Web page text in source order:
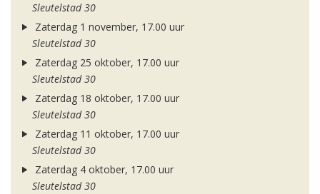
Sleutelstad 30
Zaterdag 1 november, 17.00 uur
Sleutelstad 30
Zaterdag 25 oktober, 17.00 uur
Sleutelstad 30
Zaterdag 18 oktober, 17.00 uur
Sleutelstad 30
Zaterdag 11 oktober, 17.00 uur
Sleutelstad 30
Zaterdag 4 oktober, 17.00 uur
Sleutelstad 30